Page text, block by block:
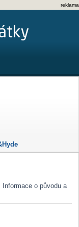
reklama
o původu a